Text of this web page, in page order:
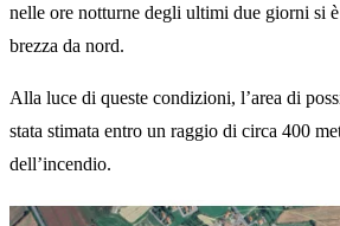
nelle ore notturne degli ultimi due giorni si
brezza da nord.
Alla luce di queste condizioni, l’area di
stata stimata entro un raggio di circa 400
dell’incendio.